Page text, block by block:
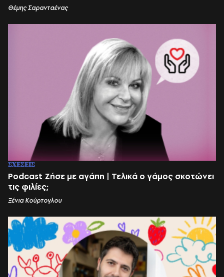
Θέμης Σαρανταένας
ΣΧΕΣΕΙΣ
Podcast Ζήσε με αγάπη | Τελικά ο γάμος σκοτώνει
τις φιλίες;
Ξένια Κούρτογλου